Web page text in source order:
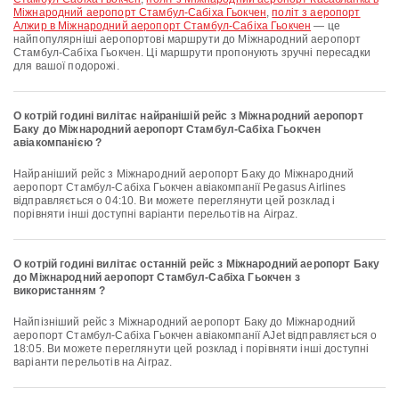
Міжнародний аеропорт Стамбул-Сабіха Гьокчен,політ з аеропорт
Алжир в Міжнародний аеропорт Стамбул-Сабіха Гьокчен — це
найпопулярніші аеропортові маршрути до Міжнародний аеропорт
Стамбул-Сабіха Гьокчен. Ці маршрути пропонують зручні пересадки
для вашої подорожі.
О котрій годині вилітає найранішій рейс з Міжнародний аеропорт
Баку до Міжнародний аеропорт Стамбул-Сабіха Гьокчен
авіакомпанією ?
Найраніший рейс з Міжнародний аеропорт Баку до Міжнародний
аеропорт Стамбул-Сабіха Гьокчен авіакомпанії Pegasus Airlines
відправляється о 04:10. Ви можете переглянути цей розклад і
порівняти інші доступні варіанти перельотів на Airpaz.
О котрій годині вилітає останній рейс з Міжнародний аеропорт Баку
до Міжнародний аеропорт Стамбул-Сабіха Гьокчен з
використанням ?
Найпізніший рейс з Міжнародний аеропорт Баку до Міжнародний
аеропорт Стамбул-Сабіха Гьокчен авіакомпанії AJet відправляється о
18:05. Ви можете переглянути цей розклад і порівняти інші доступні
варіанти перельотів на Airpaz.